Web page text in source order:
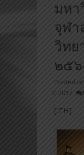
มหา
จุฬา
วิทย
๒๕
Posted on
2, 2017
[:TH]